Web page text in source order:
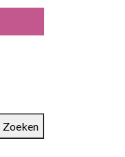
Zoeken